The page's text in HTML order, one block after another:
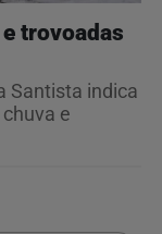
trovoadas
Santista indica
e